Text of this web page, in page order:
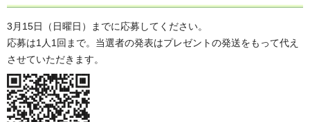
3月15日（日曜日）までに応募してください。
応募は1人1回まで。当選者の発表はプレゼントの発送をもって代え
させていただきます。